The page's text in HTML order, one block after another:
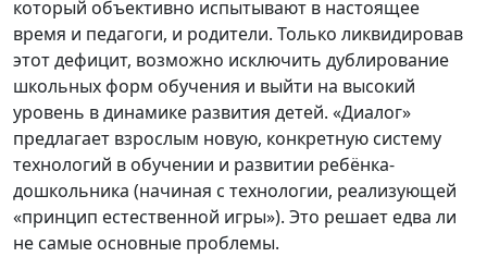
который объективно испытывают в настоящее
время и педагоги, и родители. Только ликвидировав
этот дефицит, возможно исключить дублирование
школьных форм обучения и выйти на высокий
уровень в динамике развития детей. «Диалог»
предлагает взрослым новую, конкретную систему
технологий в обучении и развитии ребёнка-
дошкольника (начиная с технологии, реализующей
«принцип естественной игры»). Это решает едва ли
не самые основные проблемы.